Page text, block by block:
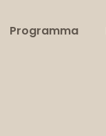
Programma